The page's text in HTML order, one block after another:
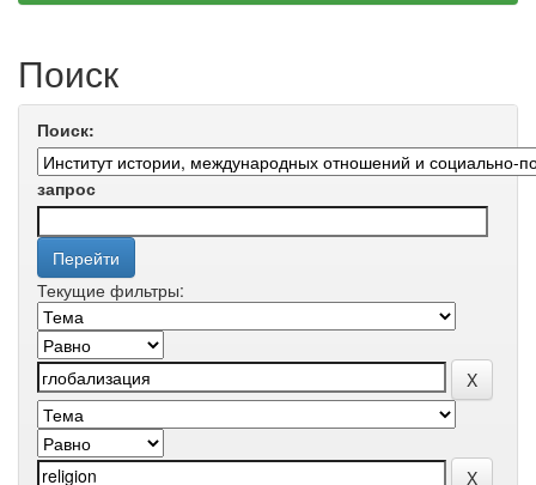
Поиск
Поиск:
запрос
Текущие фильтры: